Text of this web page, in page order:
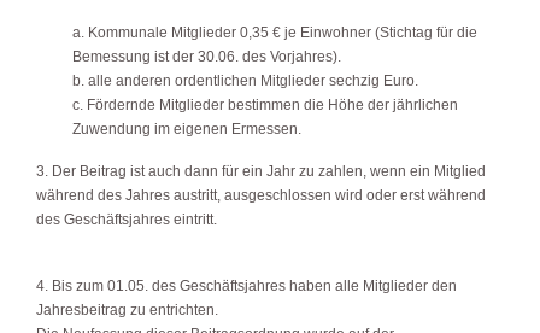
a. Kommunale Mitglieder 0,35 € je Einwohner (Stichtag für die
Bemessung ist der 30.06. des Vorjahres).
b. alle anderen ordentlichen Mitglieder sechzig Euro.
c. Fördernde Mitglieder bestimmen die Höhe der jährlichen
Zuwendung im eigenen Ermessen.
3. Der Beitrag ist auch dann für ein Jahr zu zahlen, wenn ein Mitglied
während des Jahres austritt, ausgeschlossen wird oder erst während
des Geschäftsjahres eintritt.
4. Bis zum 01.05. des Geschäftsjahres haben alle Mitglieder den
Jahresbeitrag zu entrichten.